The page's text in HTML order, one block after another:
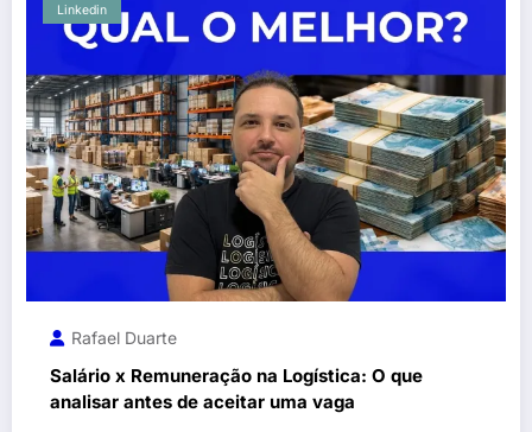
Linkedin
Rafael Duarte
Salário x Remuneração na Logística: O que
analisar antes de aceitar uma vaga